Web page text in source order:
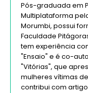
Pós-graduada em
Multiplataforma
Morumbi, possui
Faculdade
tem experiência
"Ensaio" e é co-
"Vitórias", que
mulheres vítimas
contribui com